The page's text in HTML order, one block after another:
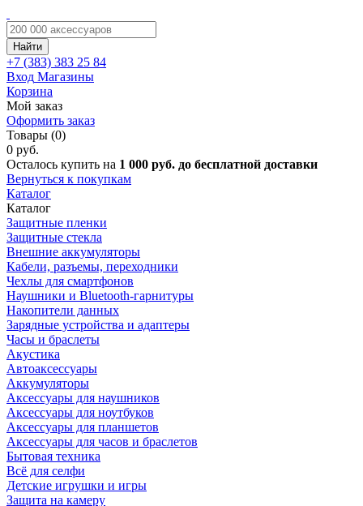
Найти
+7 (383) 383 25 84
Вход Магазины
Корзина
Мой заказ
Оформить заказ
Товары (0)
0 руб.
Осталось купить на 1 000 руб. до бесплатной доставки
Вернуться к покупкам
Каталог
Каталог
Защитные пленки
Защитные стекла
Внешние аккумуляторы
Кабели, разъемы, переходники
Чехлы для смартфонов
Наушники и Bluetooth-гарнитуры
Накопители данных
Зарядные устройства и адаптеры
Часы и браслеты
Акустика
Автоаксессуары
Аккумуляторы
Аксессуары для наушников
Аксессуары для ноутбуков
Аксессуары для планшетов
Аксессуары для часов и браслетов
Бытовая техника
Всё для селфи
Детские игрушки и игры
Защита на камеру